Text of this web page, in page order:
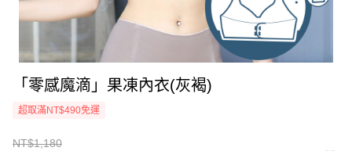
「零感魔滴」果凍內衣(灰褐)
超取滿NT$490免運
NT$1,180